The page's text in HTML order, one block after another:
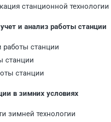
станционной технологии
и анализ работы станции
работы станции
станции
станции
в зимних условиях
зимней технологии